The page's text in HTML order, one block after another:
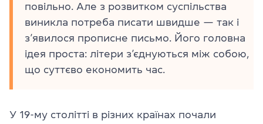
повільно. Але з розвитком суспільства
виникла потреба писати швидше — так і
з’явилося прописне письмо. Його головна
ідея проста: літери з’єднуються між собою,
що суттєво економить час.
У 19-му столітті в різних країнах почали